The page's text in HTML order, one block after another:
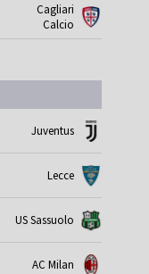
Cagliari
Calcio
Juventus
Lecce
US Sassuolo
AC Milan